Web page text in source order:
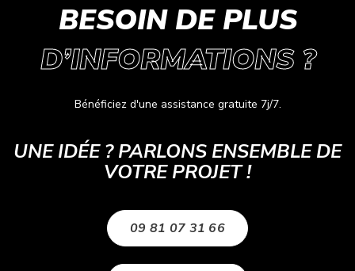
BESOIN DE PLUS
D’INFORMATIONS ?
Bénéficiez d'une assistance gratuite 7j/7.
UNE IDÉE ? PARLONS ENSEMBLE DE
VOTRE PROJET !
09 81 07 31 66